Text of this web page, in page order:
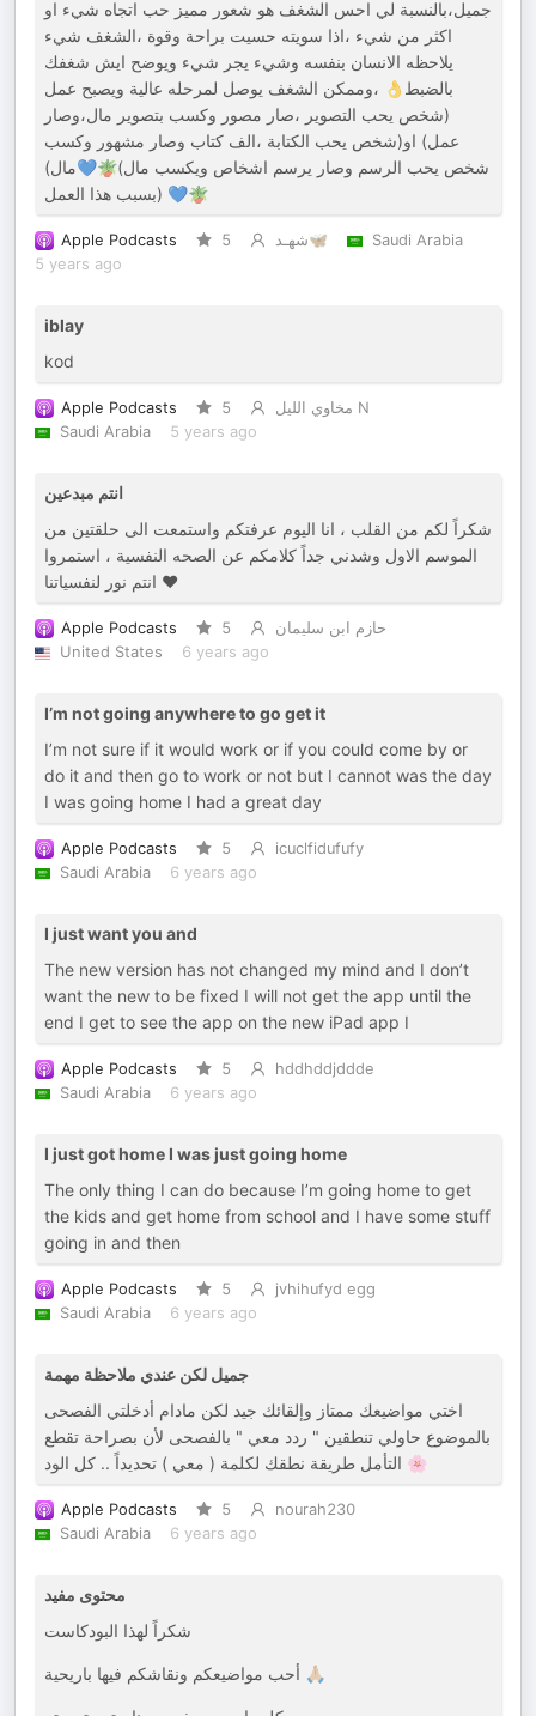
جميل،بالنسبة لي احس الشغف هو شعور مميز حب اتجاه شيء او
اكثر من شيء ،اذا سويته حسيت براحة وقوة ،الشغف شيء
يلاحظه الانسان بنفسه وشيء يجر شيء ويوضح ايش شغفك
بالضبط👌 ،وممكن الشغف يوصل لمرحله عالية ويصبح عمل
(شخص يحب التصوير ،صار مصور وكسب بتصوير مال،وصار
عمل) او(شخص يحب الكتابة ،الف كتاب وصار مشهور وكسب
مال)💙🪴(شخص يحب الرسم وصار يرسم اشخاص ويكسب مال
بسبب هذا العمل) 💙🪴
Apple Podcasts 5 شهـد🦋
Saudi Arabia
5 years ago
iblay
kod
Apple Podcasts 5
مخاوي الليل N
Saudi Arabia
5 years ago
انتم مبدعين
شكراً لكم من القلب ، انا اليوم عرفتكم واستمعت الى حلقتين من
الموسم الاول وشدني جداً كلامكم عن الصحه النفسية ، استمروا
انتم نور لنفسياتنا ♥️
Apple Podcasts 5
حازم ابن سليمان
United States
6 years ago
I’m not going anywhere to go get it
I’m not sure if it would work or if you could come by or
do it and then go to work or not but I cannot was the day
I was going home I had a great day
Apple Podcasts 5
icuclfidufufy
Saudi Arabia
6 years ago
I just want you and
The new version has not changed my mind and I don’t
want the new to be fixed I will not get the app until the
end I get to see the app on the new iPad app I
Apple Podcasts 5
hddhddjddde
Saudi Arabia
6 years ago
I just got home I was just going home
The only thing I can do because I’m going home to get
the kids and get home from school and I have some stuff
going in and then
Apple Podcasts 5
jvhihufyd egg
Saudi Arabia
6 years ago
جميل لكن عندي ملاحظة مهمة
اختي مواضيعك ممتاز وإلقائك جيد لكن مادام أدخلتي الفصحى
بالموضوع حاولي تنطقين " ردد معي " بالفصحى لأن بصراحة تقطع
التأمل طريقة نطقك لكلمة ( معي ) تحديداً .. كل الود 🌸
Apple Podcasts 5
nourah230
Saudi Arabia
6 years ago
محتوى مفيد
شكراً لهذا البودكاست
أحب مواضيعكم ونقاشكم فيها باريحية 🙏🏼